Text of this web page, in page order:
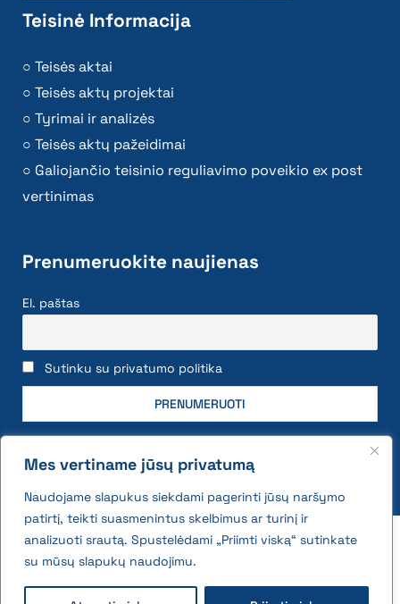
Mes vertiname jūsų privatumą
Naudojame slapukus siekdami pagerinti jūsų naršymo
patirtį, teikti suasmenintus skelbimus ar turinį ir
analizuoti srautą. Spustelėdami „Priimti viską“ sutinkate
su mūsų slapukų naudojimu.
Teisinė Informacija
Teisės aktai
Teisės aktų projektai
Tyrimai ir analizės
Teisės aktų pažeidimai
Galiojančio teisinio reguliavimo poveikio ex post
vertinimas
Prenumeruokite naujienas
El. paštas
Sutinku su privatumo politika
2026 © All rights reserved | VĮ Žemės ūkio duomenų
centras
Privatumo politika ir slapukų naudojimo taisyklės